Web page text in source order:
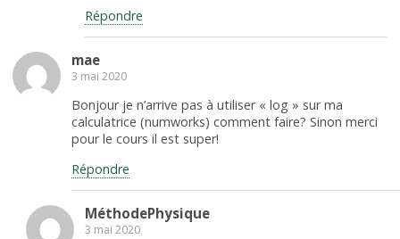
Répondre
mae
3 mai 2020
Bonjour je n’arrive pas à utiliser « log » sur ma
calculatrice (numworks) comment faire? Sinon merci
pour le cours il est super!
Répondre
MéthodePhysique
3 mai 2020